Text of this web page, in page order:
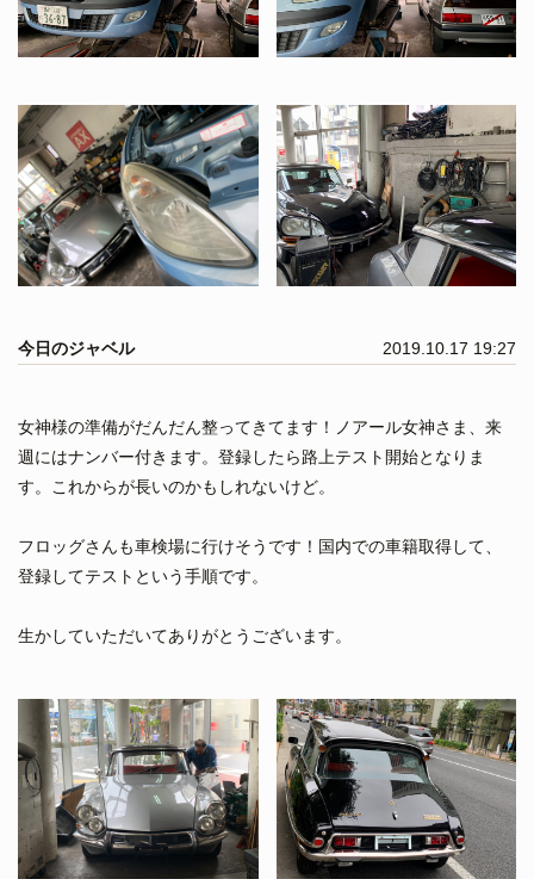
今日のジャベル 2019.10.17 19:27
女神様の準備がだんだん整ってきてます！ノアール女神さま、来
週にはナンバー付きます。登録したら路上テスト開始となりま
す。これからが長いのかもしれないけど。
フロッグさんも車検場に行けそうです！国内での車籍取得して、
登録してテストという手順です。
生かしていただいてありがとうございます。